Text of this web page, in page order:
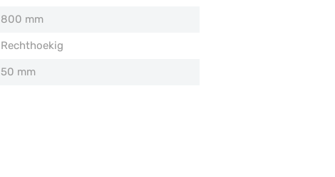
800 mm
Rechthoekig
50 mm